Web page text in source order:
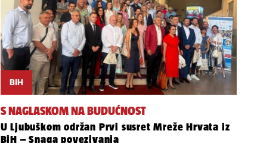
BIH
S NAGLASKOM NA BUDUĆNOST
U Ljubuškom održan Prvi susret Mreže Hrvata iz
BiH – Snaga povezivanja